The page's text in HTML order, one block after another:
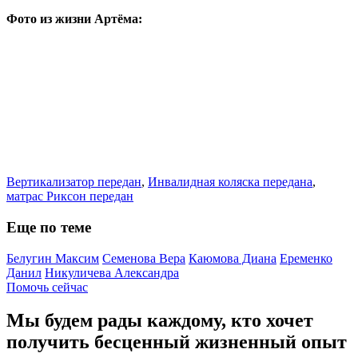
Фото из жизни Артёма:
Вертикализатор передан, Инвалидная коляска передана,
матрас Риксон передан
Еще по теме
Белугин Максим Семенова Вера Каюмова Диана Еременко
Данил Никуличева Александра
Помочь сейчас
Мы будем рады каждому, кто хочет
получить бесценный жизненный опыт